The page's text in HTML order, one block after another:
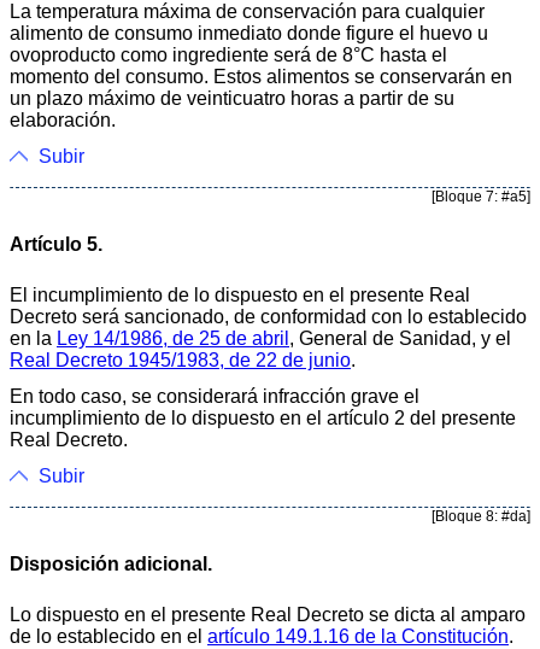
La temperatura máxima de conservación para cualquier
alimento de consumo inmediato donde figure el huevo u
ovoproducto como ingrediente será de 8°C hasta el
momento del consumo. Estos alimentos se conservarán en
un plazo máximo de veinticuatro horas a partir de su
elaboración.
Subir
[Bloque 7: #a5]
Artículo 5.
El incumplimiento de lo dispuesto en el presente Real
Decreto será sancionado, de conformidad con lo establecido
en la Ley 14/1986, de 25 de abril , General de Sanidad, y el
Real Decreto 1945/1983, de 22 de junio.
En todo caso, se considerará infracción grave el
incumplimiento de lo dispuesto en el artículo 2 del presente
Real Decreto.
Subir
[Bloque 8: #da]
Disposición adicional.
Lo dispuesto en el presente Real Decreto se dicta al amparo
de lo establecido en el artículo 149.1.16 de la Constitución.